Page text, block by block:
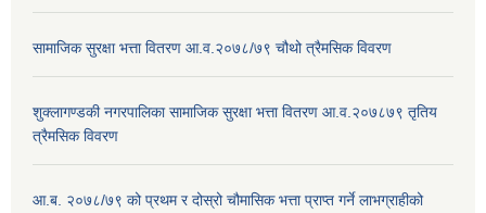
सामाजिक सुरक्षा भत्ता वितरण आ.व.२०७८/७९ चौथो त्रैमसिक विवरण
शुक्लागण्डकी नगरपालिका सामाजिक सुरक्षा भत्ता वितरण आ.व.२०७८७९ तृतिय
त्रैमसिक विवरण
आ.ब. २०७८/७९ को प्रथम र दोस्रो चौमासिक भत्ता प्राप्त गर्ने लाभग्राहीको